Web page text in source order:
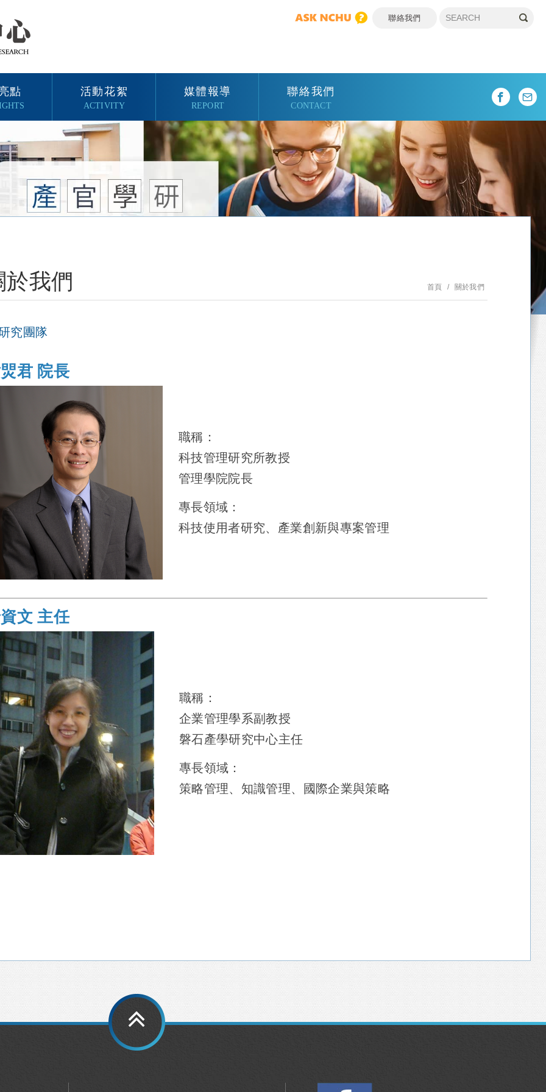
聯絡我們
點 活動花絮
ACTIVITY
媒體報導
REPORT
聯絡我們
CONTACT
於我們 首頁 關於我們
究團隊
君 院長
職稱：
科技管理研究所教授
管理學院院長
專長領域：
科技使用者研究、產業創新與專案管理
文 主任
職稱：
企業管理學系副教授
磐石產學研究中心主任
專長領域：
策略管理、知識管理、國際企業與策略